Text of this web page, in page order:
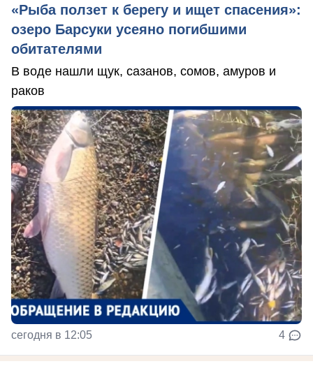
«Рыба ползет к берегу и ищет спасения»:
озеро Барсуки усеяно погибшими
обитателями
В воде нашли щук, сазанов, сомов, амуров и
раков
сегодня в 12:05 4